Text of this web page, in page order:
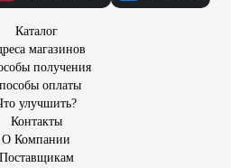
Каталог
магазинов
получения
оплаты
улучшить?
Контакты
О Компании
Поставщикам